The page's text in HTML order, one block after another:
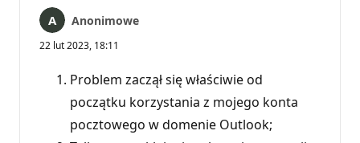
Anonimowe
22 lut 2023, 18:11
Problem zaczął się właściwie od
początku korzystania z mojego konta
pocztowego w domenie Outlook;